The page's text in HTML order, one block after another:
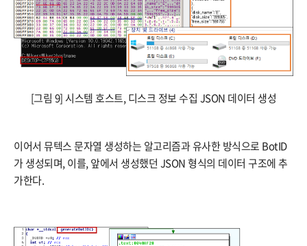
[그림 9] 시스템 호스트, 디스크 정보 수집 JSON 데이터 생성
이어서 뮤텍스 문자열 생성하는 알고리즘과 유사한 방식으로 BotID
가 생성되며, 이를, 앞에서 생성했던 JSON 형식의 데이터 구조에 추
가한다.